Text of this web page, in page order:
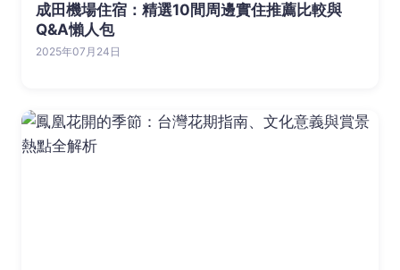
成田機場住宿：精選10間周邊實住推薦比較與
Q&A懶人包
2025年07月24日